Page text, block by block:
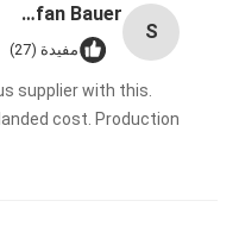
S
Stefan Bauer
مفيدة (27)
supplier with this.
cost. Production